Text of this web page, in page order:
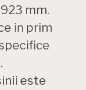
mm.
in prim
este